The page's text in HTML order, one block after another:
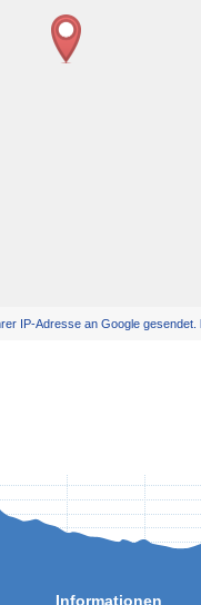
IP-Adresse an Google gesendet.
Informationen